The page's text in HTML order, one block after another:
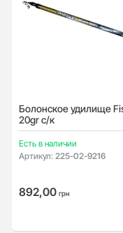
Болонское удилище
20gr с/к
Есть в наличии
Артикул: 225-02-9216
892,00 грн